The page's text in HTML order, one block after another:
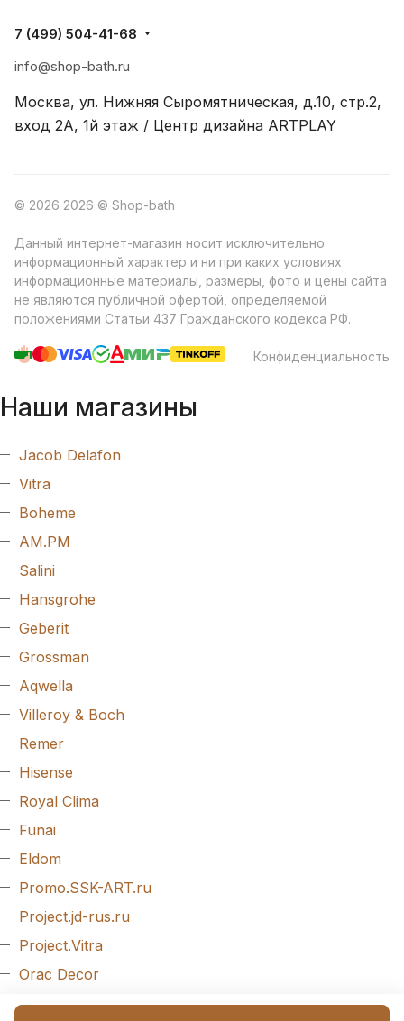
7 (499) 504-41-68
info@shop-bath.ru
Москва, ул. Нижняя Сыромятническая, д.10, стр.2,
вход 2A, 1й этаж / Центр дизайна ARTPLAY
© 2026 2026 © Shop-bath
Данный интернет-магазин носит исключительно
информационный характер и ни при каких условиях
информационные материалы, размеры, фото и цены сайта
не являются публичной офертой, определяемой
положениями Статьи 437 Гражданского кодекса РФ.
Конфиденциальность
Наши магазины
Jacob Delafon
Vitra
Boheme
AM.PM
Salini
Hansgrohe
Geberit
Grossman
Aqwella
Villeroy & Boch
Remer
Hisense
Royal Clima
Funai
Eldom
Promo.SSK-ART.ru
Project.jd-rus.ru
Project.Vitra
Orac Decor
Evroplast